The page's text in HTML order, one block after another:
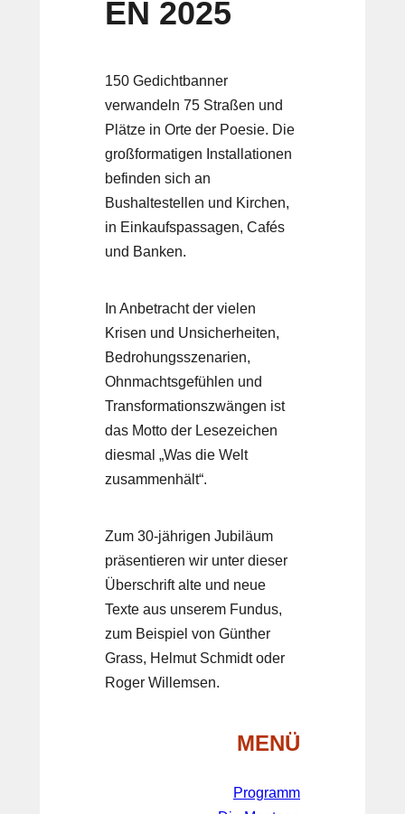
EN 2025
150 Gedichtbanner
verwandeln 75 Straßen und
Plätze in Orte der Poesie. Die
großformatigen Installationen
befinden sich an
Bushaltestellen und Kirchen,
in Einkaufspassagen, Cafés
und Banken.
In Anbetracht der vielen
Krisen und Unsicherheiten,
Bedrohungsszenarien,
Ohnmachtsgefühlen und
Transformationszwängen ist
das Motto der Lesezeichen
diesmal „Was die Welt
zusammenhält“.
Zum 30-jährigen Jubiläum
präsentieren wir unter dieser
Überschrift alte und neue
Texte aus unserem Fundus,
zum Beispiel von Günther
Grass, Helmut Schmidt oder
Roger Willemsen.
MENÜ
Programm